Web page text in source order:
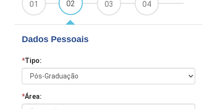
01 02 03 04
Dados Pessoais
*Tipo:
*Área: